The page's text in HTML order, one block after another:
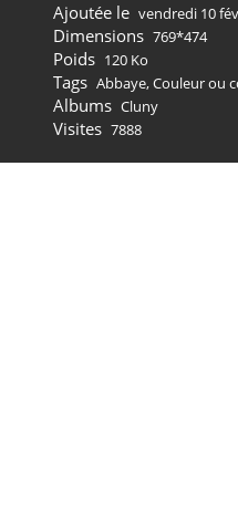
Ajoutée le vendredi 10
Dimensions 769*474
Poids 120 Ko
Tags Abbaye,Couleur ou
Albums Cluny
Visites 7888